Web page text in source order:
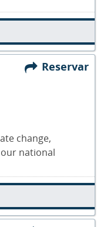
Reservar
change,
national